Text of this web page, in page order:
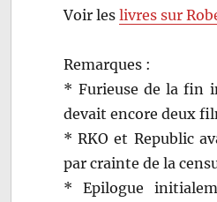
Voir leslivres sur
Remarques :
* Furieuse de la fin
devait encore deux
* RKO et Republic
par crainte de la
* Epilogue